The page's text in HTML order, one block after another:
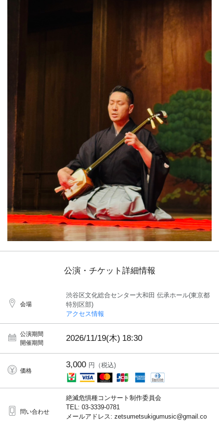
公演・チケット詳細情報
会場
渋谷区文化総合センター大和田 伝承ホール(東京都
特別区部)
アクセス情報
公演期間
開催期間
2026/11/19(木) 18:30
価格
3,000 円（税込)
問い合わせ
絶滅危惧種コンサート制作委員会
TEL: 03-3339-0781
メールアドレス: zetsumetsukigumusic@gmail.co